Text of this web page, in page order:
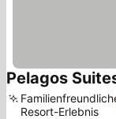
Pelagos
Resort-Erlebnis